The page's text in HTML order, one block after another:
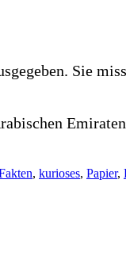
Sie
, kurioses, Papier,